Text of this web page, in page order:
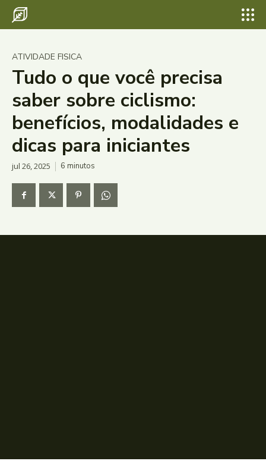
ATIVIDADE FISICA
Tudo o que você precisa
saber sobre ciclismo:
benefícios, modalidades e
dicas para iniciantes
jul 26, 2025 6 minutos